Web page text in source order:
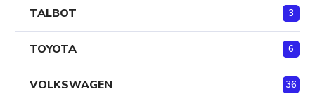
TALBOT 3
TOYOTA 6
VOLKSWAGEN 36